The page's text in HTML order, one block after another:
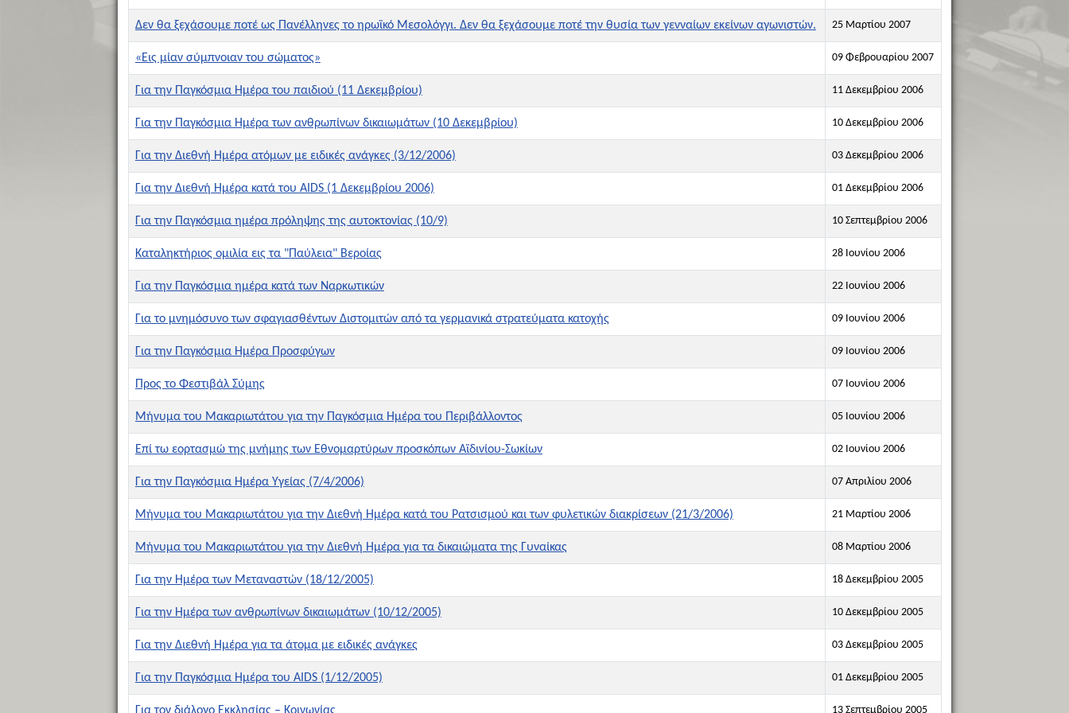
Δεν θα ξεχάσουμε ποτέ ως Πανέλληνες το ηρωϊκό Μεσολόγγι. Δεν θα ξεχάσουμε ποτέ την θυσία των γενναίων εκείνων αγωνιστών. 25 Μαρτίου 2007
«Eις μίαν σύμπνοιαν του σώματος» 09 Φεβρουαρίου 2007
Για την Παγκόσμια Ημέρα του παιδιού (11 Δεκεμβρίου) 11 Δεκεμβρίου 2006
Για την Παγκόσμια Ημέρα των ανθρωπίνων δικαιωμάτων (10 Δεκεμβρίου) 10 Δεκεμβρίου 2006
Για την Διεθνή Ημέρα ατόμων με ειδικές ανάγκες (3/12/2006) 03 Δεκεμβρίου 2006
Για την Διεθνή Ημέρα κατά του AIDS (1 Δεκεμβρίου 2006) 01 Δεκεμβρίου 2006
Για την Παγκόσμια ημέρα πρόληψης της αυτοκτονίας (10/9) 10 Σεπτεμβρίου 2006
Καταληκτήριος ομιλία εις τα "Παύλεια" Βεροίας 28 Ιουνίου 2006
Για την Παγκόσμια ημέρα κατά των Ναρκωτικών 22 Ιουνίου 2006
Για το μνημόσυνο των σφαγιασθέντων Διστομιτών από τα γερμανικά στρατεύματα κατοχής 09 Ιουνίου 2006
Για την Παγκόσμια Ημέρα Προσφύγων 09 Ιουνίου 2006
Προς το Φεστιβάλ Σύμης 07 Ιουνίου 2006
Μήνυμα του Μακαριωτάτου για την Παγκόσμια Ημέρα του Περιβάλλοντος 05 Ιουνίου 2006
Επί τω εορτασμώ της μνήμης των Εθνομαρτύρων προσκόπων Αϊδινίου-Σωκίων 02 Ιουνίου 2006
Για την Παγκόσμια Ημέρα Υγείας (7/4/2006) 07 Απριλίου 2006
Μήνυμα του Μακαριωτάτου για την Διεθνή Ημέρα κατά του Ρατσισμού και των φυλετικών διακρίσεων (21/3/2006) 21 Μαρτίου 2006
Μήνυμα του Μακαριωτάτου για την Διεθνή Ημέρα για τα δικαιώματα της Γυναίκας 08 Μαρτίου 2006
Για την Ημέρα των Μεταναστών (18/12/2005) 18 Δεκεμβρίου 2005
Για την Ημέρα των ανθρωπίνων δικαιωμάτων (10/12/2005) 10 Δεκεμβρίου 2005
Για την Διεθνή Ημέρα για τα άτομα με ειδικές ανάγκες 03 Δεκεμβρίου 2005
Για την Παγκόσμια Ημέρα του AIDS (1/12/2005) 01 Δεκεμβρίου 2005
13 Σεπτεμβρίου 2005